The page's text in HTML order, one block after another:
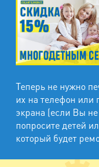
Теперь не нужно
их на телефон или
экрана (если Вы не
попросите детей
который будет